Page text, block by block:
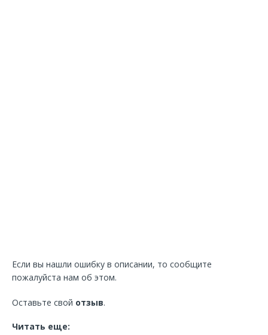
Если вы нашли ошибку в описании, то сообщите
пожалуйста нам об этом.
Оставьте свой отзыв.
Читать еще: